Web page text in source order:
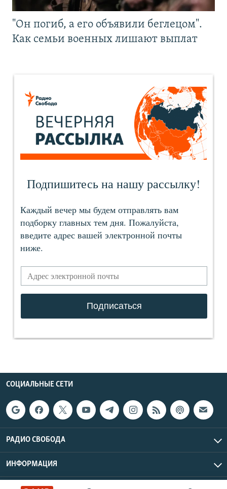
"Он погиб, а его объявили беглецом".
Как семьи военных лишают выплат
СОЦИАЛЬНЫЕ СЕТИ
РАДИО СВОБОДА
ИНФОРМАЦИЯ